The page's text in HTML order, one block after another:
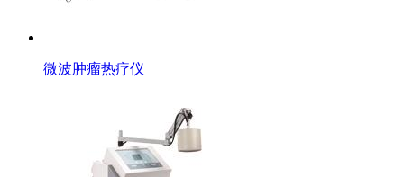
微波肿瘤热疗仪